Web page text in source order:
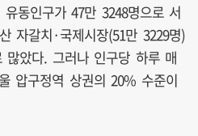
동인구가 47만 3248명으로 서
자갈치·국제시장(51만 3229명)
았다. 그러나 인구당 하루 매
압구정역 상권의 20% 수준이